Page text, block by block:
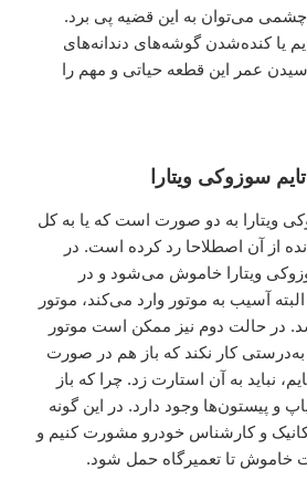
چشمی می‌توان به این قضیه پی برد.
یا کنده‌شدن گوشه‌های دندانه‌های
عمر این قطعه حیاتی و مهم را
سوزوکی ویتارا
ویتارا به دو صورت است که یا به کل
از آن اصطلاحا رد کرده است. در
ویتارا خاموش می‌شود و در
آسیب به موتور وارد می‌کند، موتور
در حالت دوم نیز ممکن است موتور
کار نکند که باز هم در صورت
نباید به آن استارت زد. چرا که باز
و پیستون‌ها وجود دارد. در این گونه
و کارشناس خودرو مشورت کنیم و
خاموش تا تعمیرگاه حمل شود.